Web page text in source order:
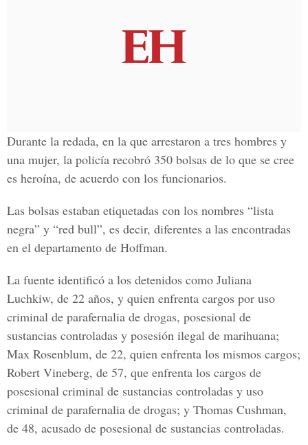
Durante la redada, en la que arrestaron a tres hombres y
una mujer, la policía recobró 350 bolsas de lo que se cree
es heroína, de acuerdo con los funcionarios.
Las bolsas estaban etiquetadas con los nombres “lista
negra” y “red bull”, es decir, diferentes a las encontradas
en el departamento de Hoffman.
La fuente identificó a los detenidos como Juliana
Luchkiw, de 22 años, y quien enfrenta cargos por uso
criminal de parafernalia de drogas, posesional de
sustancias controladas y posesión ilegal de marihuana;
Max Rosenblum, de 22, quien enfrenta los mismos cargos;
Robert Vineberg, de 57, que enfrenta los cargos de
posesional criminal de sustancias controladas y uso
criminal de parafernalia de drogas; y Thomas Cushman,
de 48, acusado de posesional de sustancias controladas.